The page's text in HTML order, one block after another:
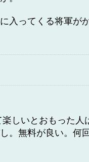
入ってくる将軍が
しいとおもった人
。無料が良い。何